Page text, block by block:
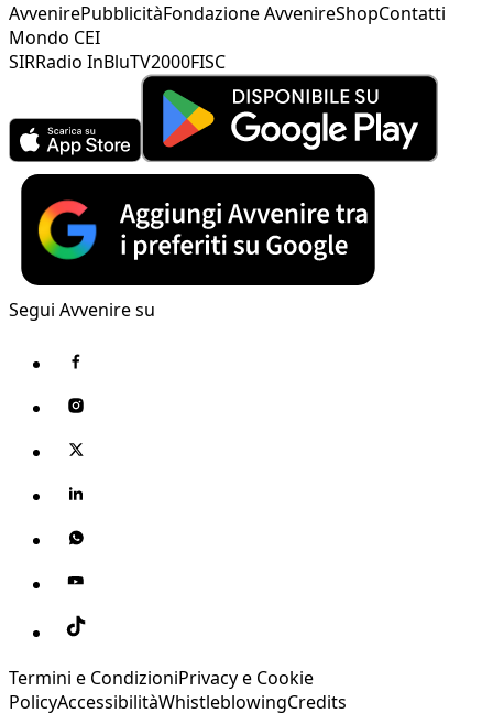
AvvenirePubblicitàFondazione AvvenireShopContatti
Mondo CEI
SIRRadio InBluTV2000FISC
Segui Avvenire su
Termini e CondizioniPrivacy e Cookie
PolicyAccessibilitàWhistleblowingCredits